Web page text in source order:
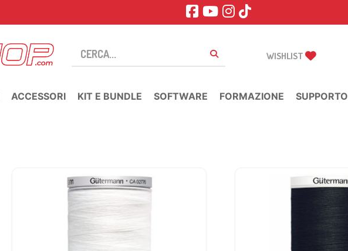
WISHLIST
ACCESSORI KIT E BUNDLE SOFTWARE FORMAZIONE SUPPORTO